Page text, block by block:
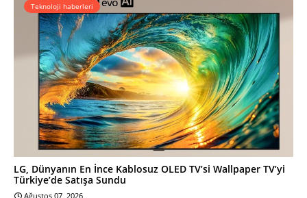
Teknoloji haberleri
LG, Dünyanın En İnce Kablosuz OLED TV’si Wallpaper TV’yi
Türkiye’de Satışa Sundu
Ağustos 07, 2026